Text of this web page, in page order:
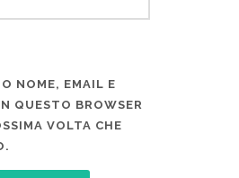
NOME, EMAIL E
QUESTO BROWSER
VOLTA CHE